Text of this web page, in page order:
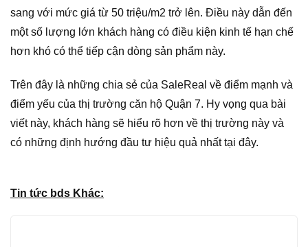
sang với mức giá từ 50 triệu/m2 trở lên. Điều này dẫn đến
một số lượng lớn khách hàng có điều kiện kinh tế hạn chế
hơn khó có thể tiếp cận dòng sản phẩm này.
Trên đây là những chia sẻ của SaleReal về điểm mạnh và
điểm yếu của thị trường căn hộ Quận 7. Hy vọng qua bài
viết này, khách hàng sẽ hiểu rõ hơn về thị trường này và
có những định hướng đầu tư hiệu quả nhất tại đây.
Tin tức bds Khác: